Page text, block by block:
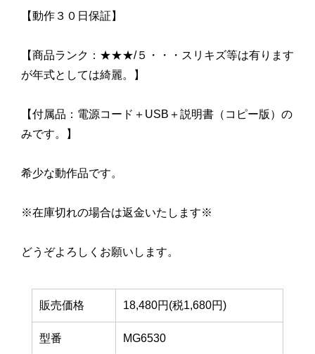
【動作３０日保証】
【商品ランク：★★★/５・・・スリキズ等は有ります
が年式としては綺麗。】
【付属品：電源コード＋USB＋説明書（コピー版）の
みです。】
希少な動作品です。
※在庫切れの場合は返金いたします※
どうぞよろしくお願いします。
販売価格 18,480円(税1,680円)
型番 MG6530